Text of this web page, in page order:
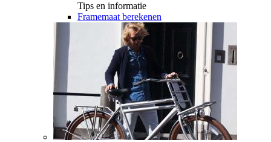
Tips en informatie
Framemaat berekenen